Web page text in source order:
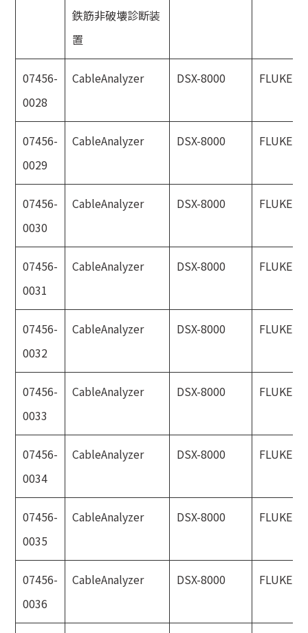
鉄筋非破壊診断装
置
07456-
0028
CableAnalyzer DSX-8000 FLUKE
07456-
0029
CableAnalyzer DSX-8000 FLUKE
07456-
0030
CableAnalyzer DSX-8000 FLUKE
07456-
0031
CableAnalyzer DSX-8000 FLUKE
07456-
0032
CableAnalyzer DSX-8000 FLUKE
07456-
0033
CableAnalyzer DSX-8000 FLUKE
07456-
0034
CableAnalyzer DSX-8000 FLUKE
07456-
0035
CableAnalyzer DSX-8000 FLUKE
07456-
0036
CableAnalyzer DSX-8000 FLUKE